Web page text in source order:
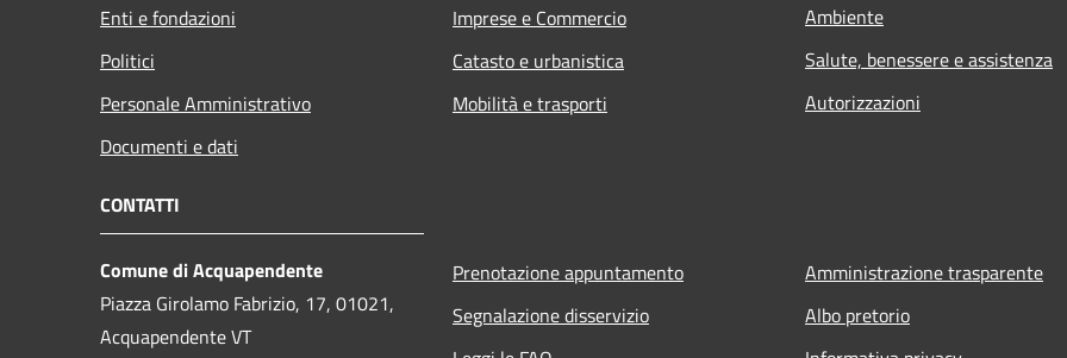
Enti e fondazioni
Politici
Personale Amministrativo
Documenti e dati
Imprese e Commercio
Catasto e urbanistica
Mobilità e trasporti
Ambiente
Salute, benessere e assistenza
Autorizzazioni
CONTATTI
Comune di Acquapendente
Piazza Girolamo Fabrizio, 17, 01021,
Acquapendente VT
Prenotazione appuntamento
Segnalazione disservizio
Amministrazione trasparente
Albo pretorio